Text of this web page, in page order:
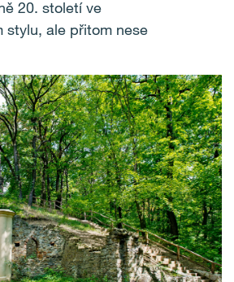
20. století ve
stylu, ale přitom nese